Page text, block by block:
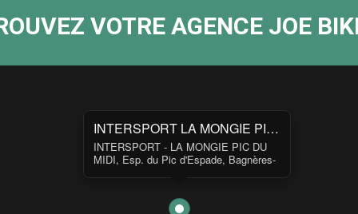
VOTRE AGENCE JOE
INTERSPORT LA MONGIE PIC DU MIDI
INTERSPORT - LA MONGIE PIC DU
MIDI, Esp. du Pic d'Espade, Bagnères-